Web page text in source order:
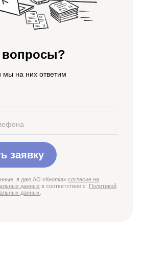
вопросы?
мы на них ответим
заявку
я даю АО «Кнопка» согласие на
данных в соответствии с
Политикой
данных